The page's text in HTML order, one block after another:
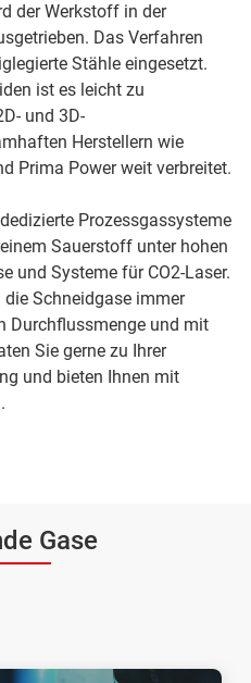
der Werkstoff in der
Das Verfahren
Stähle eingesetzt.
ist es leicht zu
und 3D-
Herstellern wie
Prima Power weit verbreitet.
Prozessgassysteme
Sauerstoff unter hohen
und Systeme für CO2-Laser.
Schneidgase immer
Durchflussmenge und mit
Sie gerne zu Ihrer
und bieten Ihnen mit
Gase